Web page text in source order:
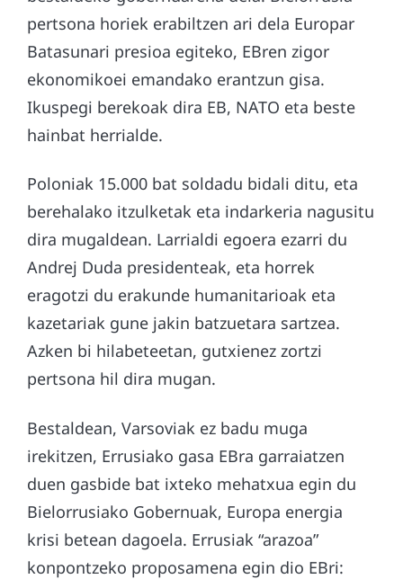
pertsona horiek erabiltzen ari dela Europar
Batasunari presioa egiteko, EBren zigor
ekonomikoei emandako erantzun gisa.
Ikuspegi berekoak dira EB, NATO eta beste
hainbat herrialde.
Poloniak 15.000 bat soldadu bidali ditu, eta
berehalako itzulketak eta indarkeria nagusitu
dira mugaldean. Larrialdi egoera ezarri du
Andrej Duda presidenteak, eta horrek
eragotzi du erakunde humanitarioak eta
kazetariak gune jakin batzuetara sartzea.
Azken bi hilabeteetan, gutxienez zortzi
pertsona hil dira mugan.
Bestaldean, Varsoviak ez badu muga
irekitzen, Errusiako gasa EBra garraiatzen
duen gasbide bat ixteko mehatxua egin du
Bielorrusiako Gobernuak, Europa energia
krisi betean dagoela. Errusiak “arazoa”
konpontzeko proposamena egin dio EBri: